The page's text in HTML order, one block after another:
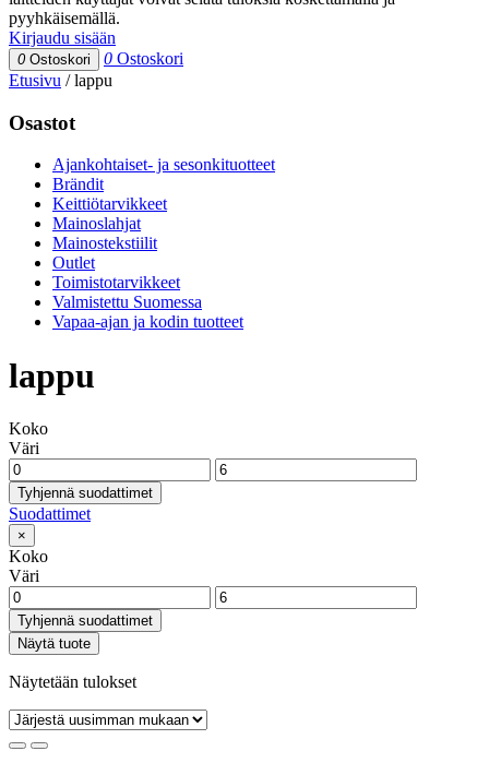
pyyhkäisemällä.
Kirjaudu sisään
0 Ostoskori 0 Ostoskori
Etusivu /lappu
Osastot
Ajankohtaiset- ja sesonkituotteet
Brändit
Keittiötarvikkeet
Mainoslahjat
Mainostekstiilit
Outlet
Toimistotarvikkeet
Valmistettu Suomessa
Vapaa-ajan ja kodin tuotteet
lappu
Koko
Väri
Tyhjennä suodattimet
Suodattimet
×
Koko
Väri
Tyhjennä suodattimet
Näytä tuote
Näytetään tulokset